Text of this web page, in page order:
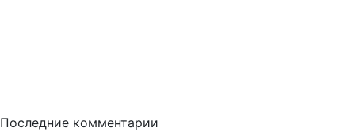
Последние комментарии